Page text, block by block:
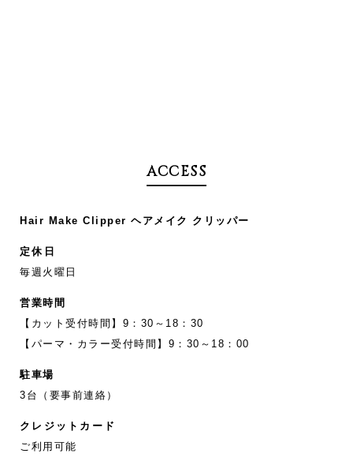
ACCESS
Hair Make Clipper ヘアメイク クリッパー
定休日
毎週火曜日
営業時間
【カット受付時間】9：30～18：30
【パーマ・カラー受付時間】9：30～18：00
駐車場
3台（要事前連絡）
クレジットカード
ご利用可能